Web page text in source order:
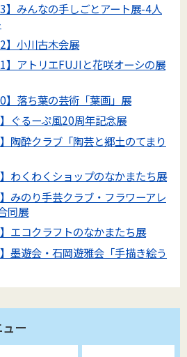
】みんなの手しごとアート展-4人
】小川古木会展
】アトリエFUJIと花咲オーシの展
】落ち葉の芸術「葉画」展
ぐるーぷ風20周年記念展
陶酔クラブ「陶芸と郷土のてまり
わくわくショップのなかまたち展
みのり手芸クラブ・フラワーアレ
同展
エコクラフトのなかまたち展
墨遊会・石岡遊雅会「手描き絵う
ー